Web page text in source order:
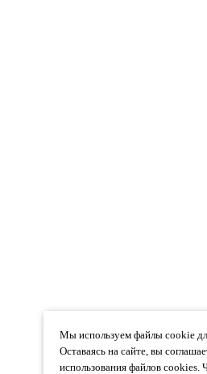
Мы используем файлы cookie
Оставаясь на сайте, вы
использования файлов cookies.